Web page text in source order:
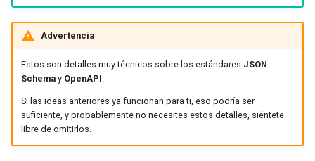
Advertencia
Estos son detalles muy técnicos sobre los estándares JSON
Schemay OpenAPI
Si las ideas anteriores ya funcionan para ti, eso podría ser
suficiente, y probablemente no necesites estos detalles, siéntete
libre de omitirlos.